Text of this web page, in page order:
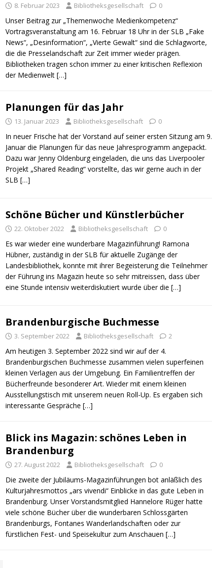
8. Februar 2023 Bibliotheksgesellschaft 0
Unser Beitrag zur „Themenwoche Medienkompetenz“
Vortragsveranstaltung am 16. Februar 18 Uhr in der SLB „Fake
News“, „Desinformation“, „Vierte Gewalt“ sind die Schlagworte,
die die Presselandschaft zur Zeit immer wieder prägen.
Bibliotheken tragen schon immer zu einer kritischen Reflexion
der Medienwelt […]
Planungen für das Jahr
13. Januar 2023 Bibliotheksgesellschaft 0
In neuer Frische hat der Vorstand auf seiner ersten Sitzung am 9.
Januar die Planungen für das neue Jahresprogramm angepackt.
Dazu war Jenny Oldenburg eingeladen, die uns das Liverpooler
Projekt „Shared Reading“ vorstellte, das wir gerne auch in der
SLB […]
Schöne Bücher und Künstlerbücher
22. Oktober 2022 Bibliotheksgesellschaft 0
Es war wieder eine wunderbare Magazinführung! Ramona
Hübner, zuständig in der SLB für aktuelle Zugänge der
Landesbibliothek, konnte mit ihrer Begeisterung die Teilnehmer
der Führung ins Magazin heute so sehr mitreissen, dass über
eine Stunde intensiv weiterdiskutiert wurde über die […]
Brandenburgische Buchmesse
3. September 2022 Bibliotheksgesellschaft 2
Am heutigen 3. September 2022 sind wir auf der 4.
Brandenburgischen Buchmesse zusammen vielen superfeinen
kleinen Verlagen aus der Umgebung. Ein Familientreffen der
Bücherfreunde besonderer Art. Wieder mit einem kleinen
Ausstellungstisch mit unserem neuen Roll-Up. Es ergaben sich
interessante Gespräche […]
Blick ins Magazin: schönes Leben in
Brandenburg
27. August 2022 Bibliotheksgesellschaft 0
Die zweite der Jubiläums-Magazinführungen bot anläßlich des
Kulturjahresmottos „ars vivendi“ Einblicke in das gute Leben in
Brandenburg. Unser Vorstandsmitglied Hannelore Rüger hatte
viele schöne Bücher über die wunderbaren Schlossgärten
Brandenburgs, Fontanes Wanderlandschaften oder zur
fürstlichen Fest- und Speisekultur zum Anschauen […]